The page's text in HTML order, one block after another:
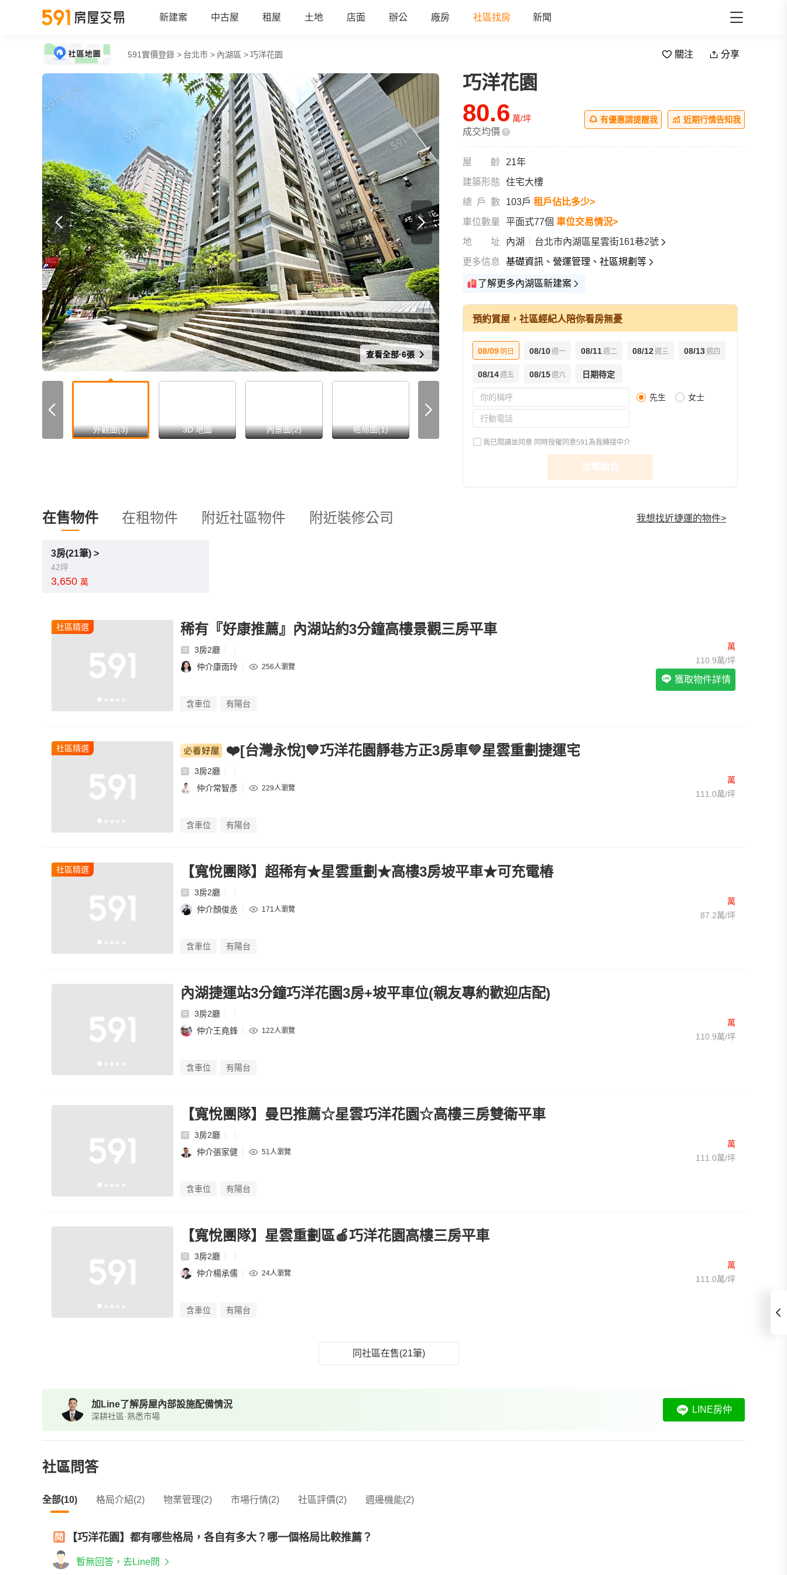
新建案 中古屋 租屋 土地 店面 辦公 廠房 社區找房 新聞
591實價登錄 > 台北市 > 內湖區 >巧洋花園 關注 分享
all
查看全部·6張
外觀圖(3) 3D 地圖 內景圖(2) 格局圖(1)
巧洋花園
80.6 萬/坪
成交均價
有優惠請提醒我 近期行情告知我
屋齡
21年
建築形態
住宅大樓
總戶數
103戶 租戶佔比多少>
車位數量
平面式77個 車位交易情況>
地址
內湖
台北市內湖區星雲街161巷2號
更多信息
基礎資訊、營運管理、社區規劃等
了解更多內湖區新建案
預約賞屋，社區經紀人陪你看房無憂
08/09 明日 08/10週一 08/11週二 08/12週三 08/13週四
08/14週五 08/15週六 日期待定
先生 女士
我已閱讀並同意 同時授權同意591為我轉接中介
回電給我
在售物件 在租物件 附近社區物件 附近裝修公司 我想找近捷運的物件>
3房(21筆) >
42坪
3,650 萬
社區精選 稀有『好康推薦』內湖站約3分鐘高樓景觀三房平車
3房2廳
仲介康雨玲
256人瀏覽
含車位 有陽台
萬
110.9萬/坪
獲取物件詳情
社區精選 ❤️[台灣永悅]💙巧洋花園靜巷方正3房車💚星雲重劃捷運宅
3房2廳
仲介常智彥
229人瀏覽
含車位 有陽台
萬
111.0萬/坪
社區精選 【寬悅團隊】超稀有★星雲重劃★高樓3房坡平車★可充電樁
3房2廳
仲介顏俊丞
171人瀏覽
含車位 有陽台
萬
87.2萬/坪
內湖捷運站3分鐘巧洋花園3房+坡平車位(親友專約歡迎店配)
3房2廳
仲介王堯鋒
122人瀏覽
含車位 有陽台
萬
110.9萬/坪
【寬悅團隊】曼巴推薦☆星雲巧洋花園☆高樓三房雙衛平車
3房2廳
仲介張家健
51人瀏覽
含車位 有陽台
萬
111.0萬/坪
【寬悅團隊】星雲重劃區🍎巧洋花園高樓三房平車
3房2廳
仲介楊承儒
24人瀏覽
含車位 有陽台
萬
111.0萬/坪
同社區在售(21筆)
加Line了解房屋內部設施配備情況
深耕社區·熟悉市場
LINE房仲
社區問答
全部(10) 格局介紹(2) 物業管理(2) 市場行情(2) 社區評價(2) 週邊機能(2)
【巧洋花園】都有哪些格局，各自有多大？哪一個格局比較推薦？
暫無回答，去Line問